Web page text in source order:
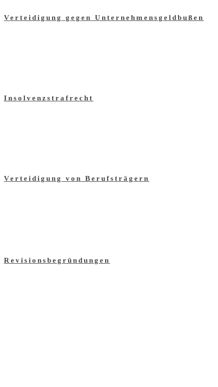
Verteidigung gegen Unternehmensgeldbußen
Insolvenzstrafrecht
Verteidigung von Berufsträgern
Revisionsbegründungen